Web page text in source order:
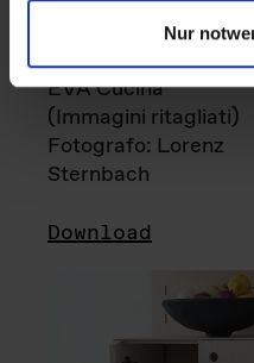
Nur
EVA Cucina
(Immagini ritagliati)
Fotografo: Lorenz
Sternbach
Download